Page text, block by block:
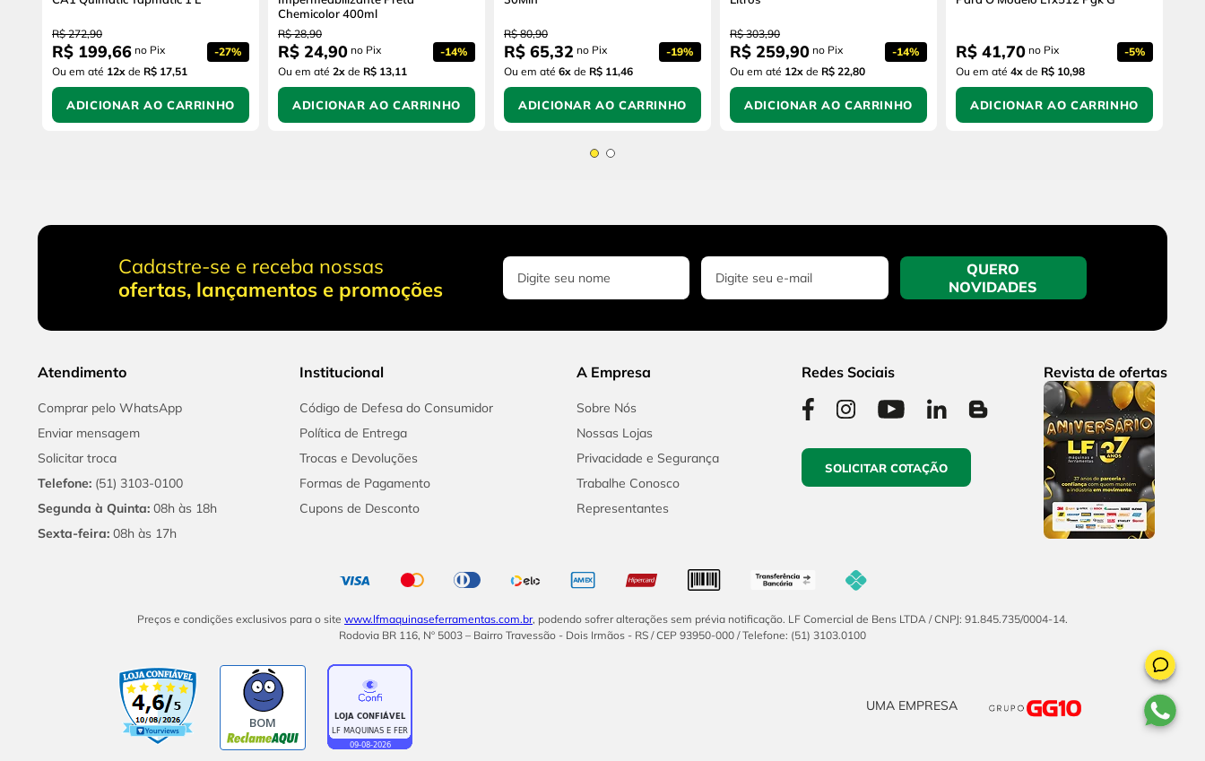
R$ 272,90
R$ 199,66 no Pix -27%
Ou em até 12x de R$ 17,51
ADICIONAR AO CARRINHO
Chemicolor 400ml
R$ 28,90
R$ 24,90 no Pix -14%
Ou em até 2x de R$ 13,11
ADICIONAR AO CARRINHO
R$ 80,90
R$ 65,32 no Pix -19%
Ou em até 6x de R$ 11,46
ADICIONAR AO CARRINHO
R$ 303,90
R$ 259,90 no Pix -14%
Ou em até 12x de R$ 22,80
ADICIONAR AO CARRINHO
R$ 41,70 no Pix -5%
Ou em até 4x de R$ 10,98
ADICIONAR AO CARRINHO
Cadastre-se e receba nossas
ofertas, lançamentos e promoções
QUERO
NOVIDADES
Atendimento
Comprar pelo WhatsApp
Enviar mensagem
Solicitar troca
Telefone: (51) 3103-0100
Segunda à Quinta: 08h às 18h
Sexta-feira: 08h às 17h
Institucional
Código de Defesa do Consumidor
Política de Entrega
Trocas e Devoluções
Formas de Pagamento
Cupons de Desconto
A Empresa
Sobre Nós
Nossas Lojas
Privacidade e Segurança
Trabalhe Conosco
Representantes
Redes Sociais
SOLICITAR COTAÇÃO
Revista de ofertas
Preços e condições exclusivos para o site www.lfmaquinaseferramentas.com.br, podendo sofrer alterações sem prévia notificação. LF Comercial de Bens LTDA / CNPJ: 91.845.735/0004-14.
Rodovia BR 116, Nº 5003 – Bairro Travessão - Dois Irmãos - RS / CEP 93950-000 / Telefone: (51) 3103.0100
BOM
UMA EMPRESA